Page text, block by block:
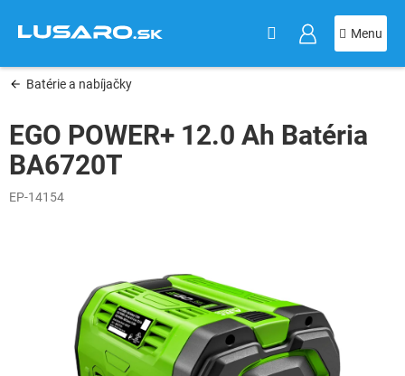
obsah
Batérie a nabíjačky
EGO POWER+ 12.0 Ah Batéria
BA6720T
EP-14154